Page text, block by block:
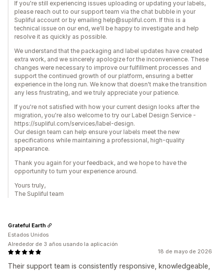
If you're still experiencing issues uploading or updating your labels,
please reach out to our support team via the chat bubble in your
Supliful account or by emailing help@supliful.com. If this is a
technical issue on our end, we'll be happy to investigate and help
resolve it as quickly as possible.
We understand that the packaging and label updates have created
extra work, and we sincerely apologize for the inconvenience. These
changes were necessary to improve our fulfillment processes and
support the continued growth of our platform, ensuring a better
experience in the long run. We know that doesn't make the transition
any less frustrating, and we truly appreciate your patience.
If you're not satisfied with how your current design looks after the
migration, you're also welcome to try our Label Design Service -
https://supliful.com/services/label-design.
Our design team can help ensure your labels meet the new
specifications while maintaining a professional, high-quality
appearance.
Thank you again for your feedback, and we hope to have the
opportunity to turn your experience around.
Yours truly,
The Supliful team
18 de mayo de 2026
Their support team is consistently responsive, knowledgeable,
Grateful Earth
Estados Unidos
Alrededor de 3 años usando la aplicación